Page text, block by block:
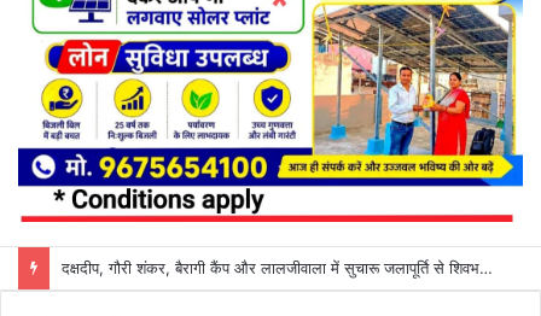
शिवभक्तों के स्वास्थ्य की सुरक्षा में जुटा स्वास्थ्य विभाग, 32 शिविरों में मिल रहा नि:शुल्क उपचार